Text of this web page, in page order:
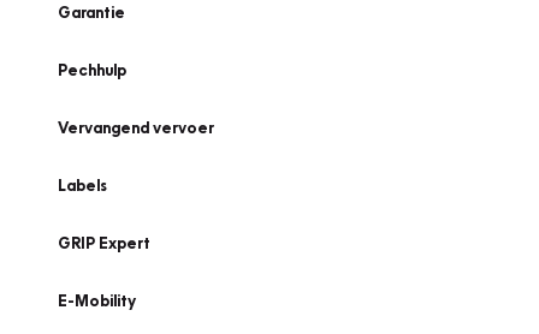
Garantie
Pechhulp
Vervangend vervoer
Labels
GRIP Expert
E-Mobility